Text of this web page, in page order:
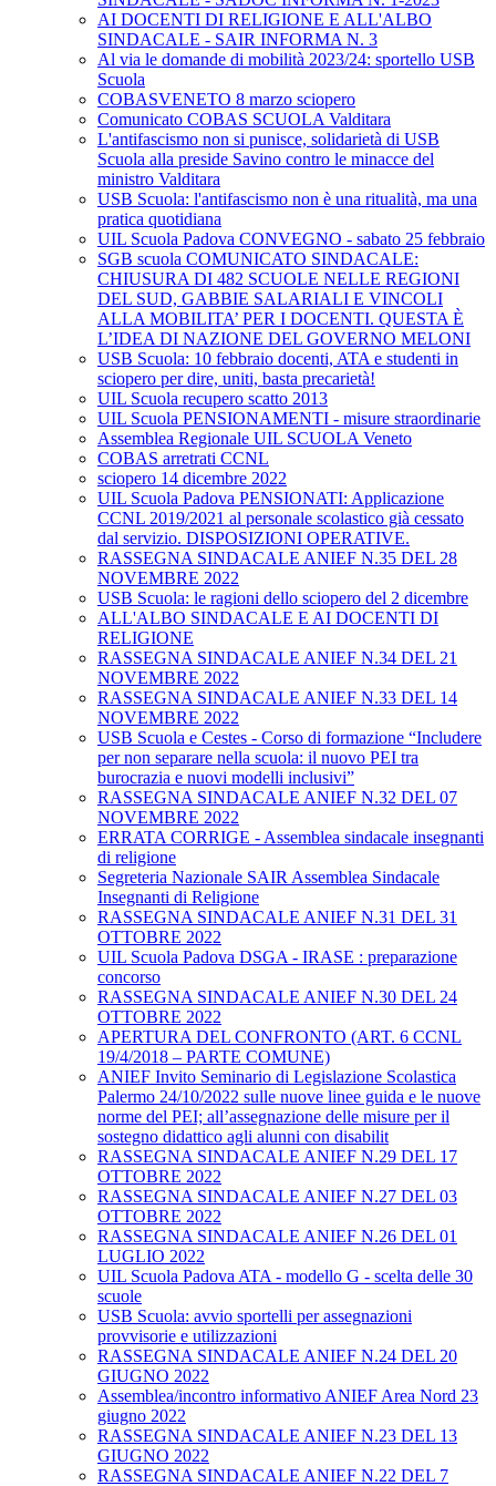
AI DOCENTI DI RELIGIONE E ALL'ALBO
SINDACALE - SAIR INFORMA N. 3
Al via le domande di mobilità 2023/24: sportello USB
Scuola
COBASVENETO 8 marzo sciopero
Comunicato COBAS SCUOLA Valditara
L'antifascismo non si punisce, solidarietà di USB
Scuola alla preside Savino contro le minacce del
ministro Valditara
USB Scuola: l'antifascismo non è una ritualità, ma una
pratica quotidiana
UIL Scuola Padova CONVEGNO - sabato 25 febbraio
SGB scuola COMUNICATO SINDACALE:
CHIUSURA DI 482 SCUOLE NELLE REGIONI
DEL SUD, GABBIE SALARIALI E VINCOLI
ALLA MOBILITA’ PER I DOCENTI. QUESTA È
L’IDEA DI NAZIONE DEL GOVERNO MELONI
USB Scuola: 10 febbraio docenti, ATA e studenti in
sciopero per dire, uniti, basta precarietà!
UIL Scuola recupero scatto 2013
UIL Scuola PENSIONAMENTI - misure straordinarie
Assemblea Regionale UIL SCUOLA Veneto
COBAS arretrati CCNL
sciopero 14 dicembre 2022
UIL Scuola Padova PENSIONATI: Applicazione
CCNL 2019/2021 al personale scolastico già cessato
dal servizio. DISPOSIZIONI OPERATIVE.
RASSEGNA SINDACALE ANIEF N.35 DEL 28
NOVEMBRE 2022
USB Scuola: le ragioni dello sciopero del 2 dicembre
ALL'ALBO SINDACALE E AI DOCENTI DI
RELIGIONE
RASSEGNA SINDACALE ANIEF N.34 DEL 21
NOVEMBRE 2022
RASSEGNA SINDACALE ANIEF N.33 DEL 14
NOVEMBRE 2022
USB Scuola e Cestes - Corso di formazione “Includere
per non separare nella scuola: il nuovo PEI tra
burocrazia e nuovi modelli inclusivi”
RASSEGNA SINDACALE ANIEF N.32 DEL 07
NOVEMBRE 2022
ERRATA CORRIGE - Assemblea sindacale insegnanti
di religione
Segreteria Nazionale SAIR Assemblea Sindacale
Insegnanti di Religione
RASSEGNA SINDACALE ANIEF N.31 DEL 31
OTTOBRE 2022
UIL Scuola Padova DSGA - IRASE : preparazione
concorso
RASSEGNA SINDACALE ANIEF N.30 DEL 24
OTTOBRE 2022
APERTURA DEL CONFRONTO (ART. 6 CCNL
19/4/2018 – PARTE COMUNE)
ANIEF Invito Seminario di Legislazione Scolastica
Palermo 24/10/2022 sulle nuove linee guida e le nuove
norme del PEI; all’assegnazione delle misure per il
sostegno didattico agli alunni con disabilit
RASSEGNA SINDACALE ANIEF N.29 DEL 17
OTTOBRE 2022
RASSEGNA SINDACALE ANIEF N.27 DEL 03
OTTOBRE 2022
RASSEGNA SINDACALE ANIEF N.26 DEL 01
LUGLIO 2022
UIL Scuola Padova ATA - modello G - scelta delle 30
scuole
USB Scuola: avvio sportelli per assegnazioni
provvisorie e utilizzazioni
RASSEGNA SINDACALE ANIEF N.24 DEL 20
GIUGNO 2022
Assemblea/incontro informativo ANIEF Area Nord 23
giugno 2022
RASSEGNA SINDACALE ANIEF N.23 DEL 13
GIUGNO 2022
RASSEGNA SINDACALE ANIEF N.22 DEL 7